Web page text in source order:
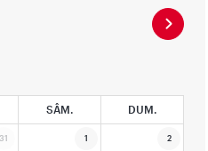
SÂM. DUM.
31 1 2